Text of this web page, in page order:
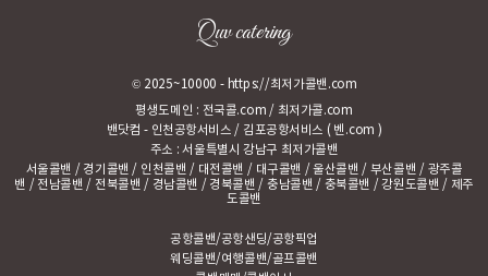
Quv catering
© 2025~10000 - https://최저가콜밴.com
평생도메인 : 전국콜.com / 최저가콜.com
밴닷컴 - 인천공항서비스 / 김포공항서비스 ( 벤.com )
주소 : 서울특별시 강남구 최저가콜밴
서울콜밴 / 경기콜밴 / 인천콜밴 / 대전콜밴 / 대구콜밴 /울산콜밴 / 부산콜밴 / 광주콜
밴 / 전남콜밴 / 전북콜밴 / 경남콜밴 / 경북콜밴 /충남콜밴 / 충북콜밴 /강원도콜밴 / 제주
도콜밴
공항콜밴/공항샌딩/공항픽업
웨딩콜밴/여행콜밴/골프콜밴